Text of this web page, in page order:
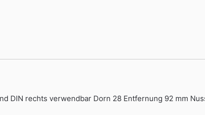
DIN rechts verwendbar Dorn 28 Entfernung 92 mm